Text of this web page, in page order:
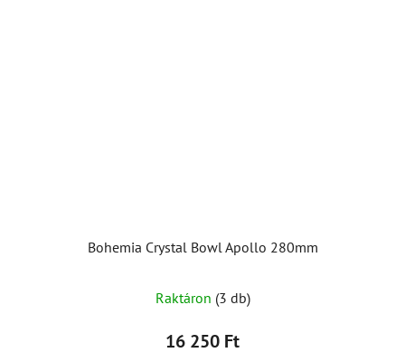
Bohemia Crystal Bowl Apollo 280mm
Raktáron (3 db)
16 250 Ft